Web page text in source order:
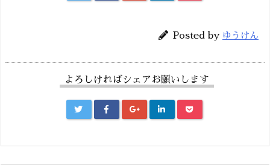
Posted by ゆうけん
よろしければシェアお願いします